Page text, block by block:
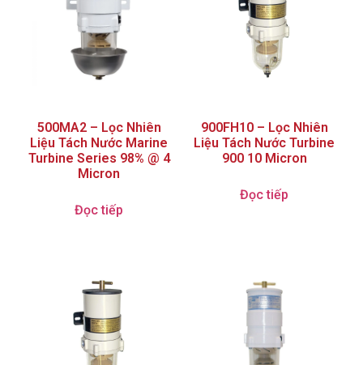
500MA2 – Lọc Nhiên
Liệu Tách Nước Marine
Turbine Series 98% @ 4
Micron
Đọc tiếp
900FH10 – Lọc Nhiên
Liệu Tách Nước Turbine
900 10 Micron
Đọc tiếp